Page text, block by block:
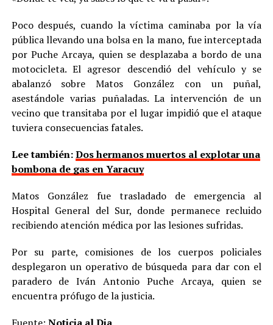
Poco después, cuando la víctima caminaba por la vía
pública llevando una bolsa en la mano, fue interceptada
por Puche Arcaya, quien se desplazaba a bordo de una
motocicleta. El agresor descendió del vehículo y se
abalanzó sobre Matos González con un puñal,
asestándole varias puñaladas. La intervención de un
vecino que transitaba por el lugar impidió que el ataque
tuviera consecuencias fatales.
Lee también:Dos hermanos muertos al explotar una
bombona de gas en Yaracuy
Matos González fue trasladado de emergencia al
Hospital General del Sur, donde permanece recluido
recibiendo atención médica por las lesiones sufridas.
Por su parte, comisiones de los cuerpos policiales
desplegaron un operativo de búsqueda para dar con el
paradero de Iván Antonio Puche Arcaya, quien se
encuentra prófugo de la justicia.